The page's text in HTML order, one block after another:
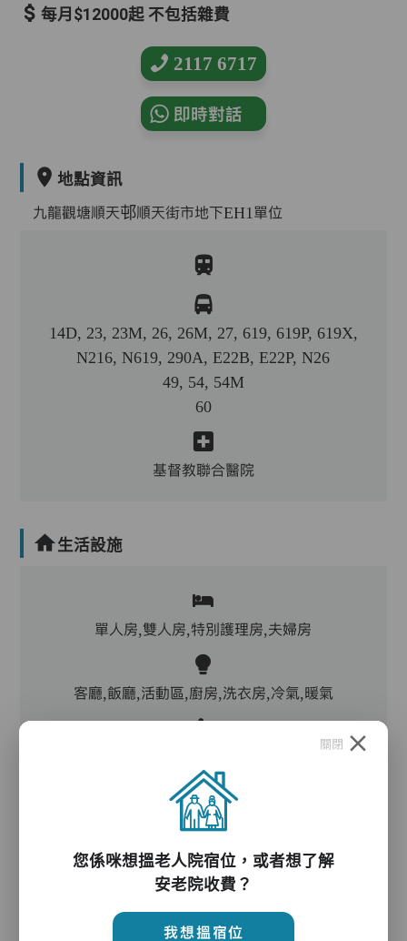
每月$12000起 不包括雜費
2117 6717
即時對話
地點資訊
九龍觀塘順天邨順天街市地下EH1單位
14D, 23, 23M, 26, 26M, 27, 619, 619P, 619X,
N216, N619, 290A, E22B, E22P, N26
49, 54, 54M
60
基督教聯合醫院
生活設施
單人房,雙人房,特別護理房,夫婦房
客廳,飯廳,活動區,廚房,洗衣房,冷氣,暖氣
主管,助理員,護理員,保健員,到診醫生
關閉
您係咪想搵老人院宿位，或者想了解
安老院收費？
我想搵宿位